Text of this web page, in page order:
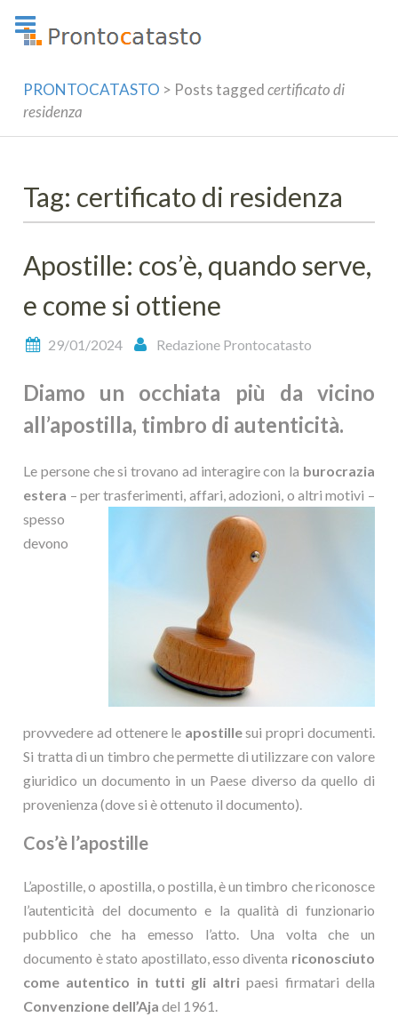
PRONTOCATASTO > Posts taggedcertificato di
residenza
Tag: certificato di residenza
Apostille: cos’è, quando serve,
e come si ottiene
29/01/2024 Redazione Prontocatasto
Diamo un occhiata più da vicino
all’apostilla, timbro di autenticità.
Le persone che si trovano ad interagire con la burocrazia
estera – per trasferimenti, affari,adozioni, o altri motivi –
spesso
devono
provvedere ad ottenere le apostillesui propri documenti.
Si tratta di un timbro che permette di utilizzare con valore
giuridico un documento in un Paese diverso da quello di
provenienza (dove si è ottenuto il documento).
Cos’è l’apostille
L’apostille, o apostilla, o postilla, è un timbro che riconosce
l’autenticità del documento e la qualità di funzionario
pubblico che ha emesso l’atto. Una volta che un
documento è stato apostillato, esso diventa riconosciuto
come autentico in tutti gli altri paesi firmatari della
Convenzione dell’Aja del 1961.